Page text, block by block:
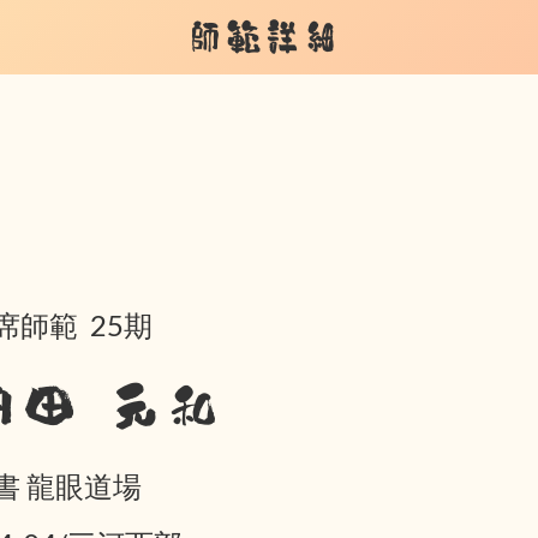
師範詳細
師範 25期
田 元和
龍眼道場